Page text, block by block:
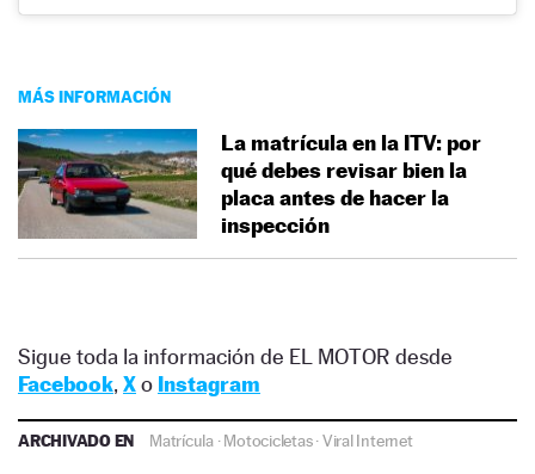
MÁS INFORMACIÓN
La matrícula en la ITV: por
qué debes revisar bien la
placa antes de hacer la
inspección
Sigue toda la información de EL MOTOR desde
Facebook, Xo Instagram
ARCHIVADO EN Matrícula·Motocicletas·Viral Internet